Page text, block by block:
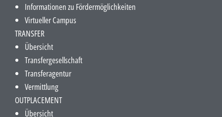
Informationen zu Fördermöglichkeiten
Virtueller Campus
TRANSFER
Übersicht
Transfergesellschaft
Transferagentur
Vermittlung
OUTPLACEMENT
Übersicht